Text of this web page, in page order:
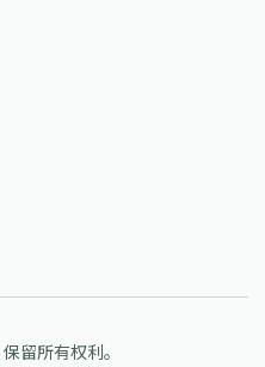
留所有权利。